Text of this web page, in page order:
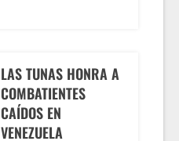
LAS TUNAS HONRA A
COMBATIENTES
CAÍDOS EN
VENEZUELA